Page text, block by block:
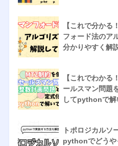
【これで分かる
フォード法のア
分かりやすく解
【これでわかる
ールスマン問題
してpythonで解
トポロジカルソ
pythonでどうや